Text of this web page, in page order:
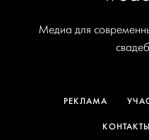
Медиа для
РЕКЛАМА
КОНТАКТЫ